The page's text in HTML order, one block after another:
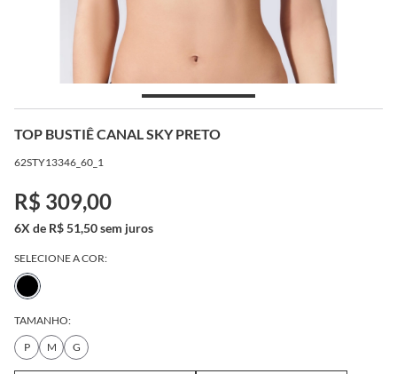
TOP BUSTIÊ CANAL SKY PRETO
62STY13346_60_1
R$ 309,00
6X de R$ 51,50 sem juros
SELECIONE A COR:
TAMANHO:
P
M G